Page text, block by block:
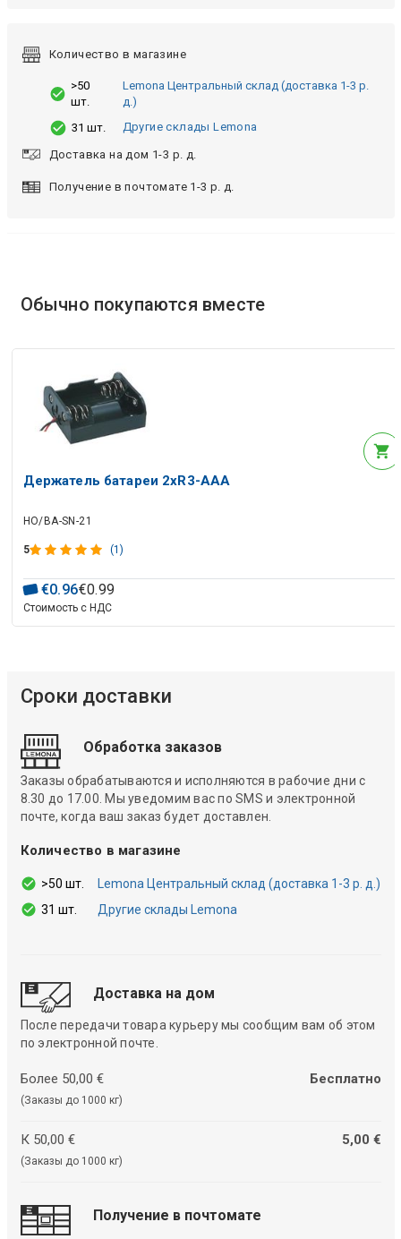
Количество в магазине
>50
шт.
Lemona Центральный склад (доставка 1-3 р.
д.)
31 шт.
Другие склады Lemona
Доставка на дом 1-3 р. д.
Получение в почтомате 1-3 р. д.
Обычно покупаются вместе
Держатель батареи 2xR3-AAA
HO/BA-SN-21
5 (1)
€0.96€0.99
Стоимость с НДС
Сроки доставки
Обработка заказов
Заказы обрабатываются и исполняются в рабочие дни с
8.30 до 17.00. Мы уведомим вас по SMS и электронной
почте, когда ваш заказ будет доставлен.
Количество в магазине
>50 шт.
Lemona Центральный склад (доставка 1-3 р. д.)
31 шт.
Другие склады Lemona
Доставка на дом
После передачи товара курьеру мы сообщим вам об этом
по электронной почте.
Более 50,00 €
(Заказы до 1000 кг)
Бесплатно
К 50,00 €
(Заказы до 1000 кг)
5,00 €
Получение в почтомате